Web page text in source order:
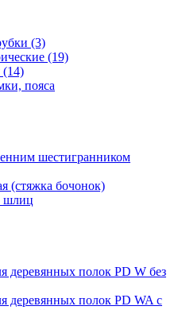
(3)
(19)
(14)
пояса
шестигранником
(стяжка бочонок)
шлиц
деревянных полок PD W без
деревянных полок PD WA с